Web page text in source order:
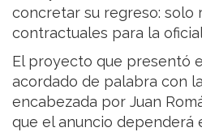
concretar su regreso: solo
contractuales para la
El proyecto que presentó
acordado de palabra con
encabezada por Juan
que el anuncio dependerá